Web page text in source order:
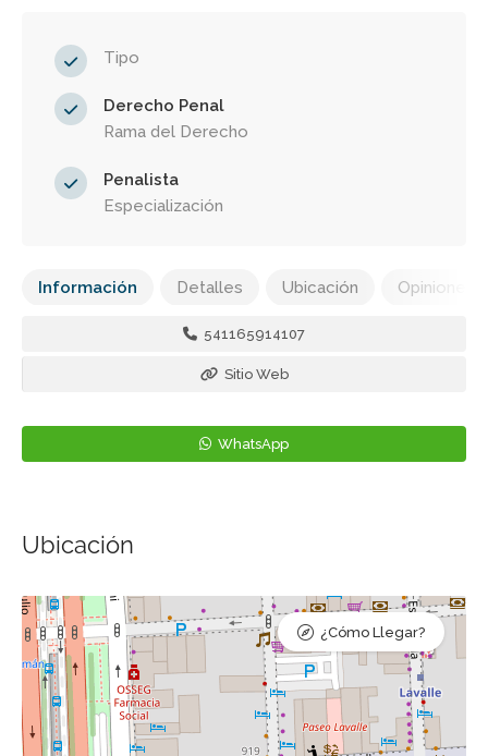
Tipo
Derecho Penal
Rama del Derecho
Penalista
Especialización
Información Detalles Ubicación Opiniones
541165914107
Sitio Web
WhatsApp
Ubicación
¿Cómo Llegar?